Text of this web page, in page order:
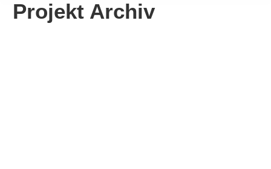
Projekt Archiv